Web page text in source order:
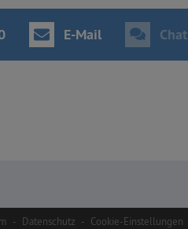
E-Mail Chat
- Datenschutz - Cookie-Einstellungen